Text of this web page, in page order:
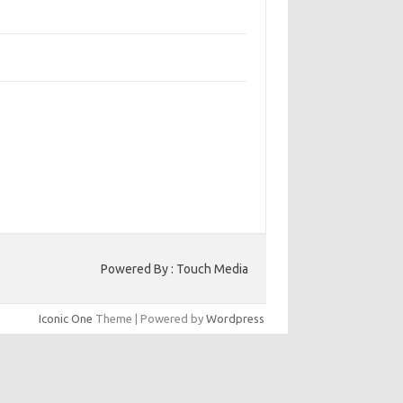
Powered By : Touch Media
Iconic One Theme | Powered by Wordpress